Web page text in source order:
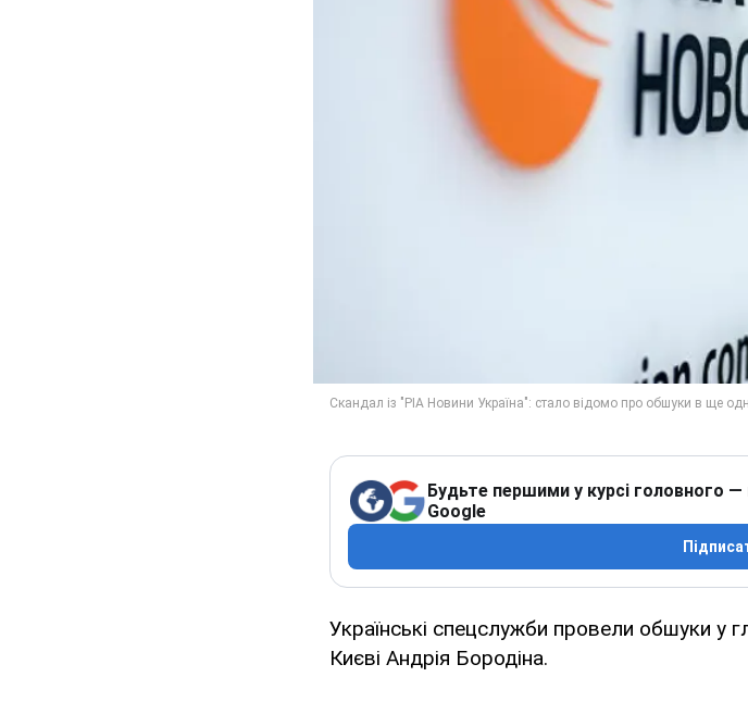
Будьте першими у курсі головного —
Google
Українські спецслужби провели обшуки у
Києві Андрія Бородіна.